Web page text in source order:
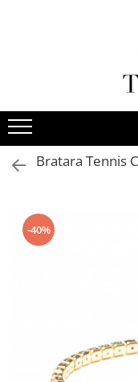
Bratara Tennis
-40%